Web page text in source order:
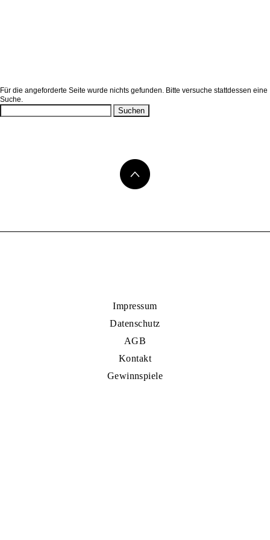
Für die angeforderte Seite wurde nichts gefunden. Bitte versuche stattdessen eine
Suche.
Suchen
nach:
Impressum
Datenschutz
AGB
Kontakt
Gewinnspiele